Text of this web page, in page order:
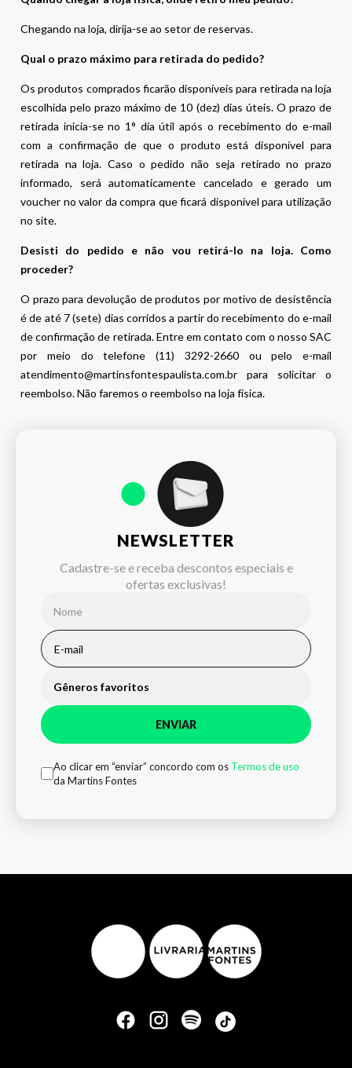
Chegando na loja, dirija-se ao setor de reservas.
Qual o prazo máximo para retirada do pedido?
Os produtos comprados ficarão disponíveis para retirada na loja
escolhida pelo prazo máximo de 10 (dez) dias úteis. O prazo de
retirada inicia-se no 1° dia útil após o recebimento do e-mail
com a confirmação de que o produto está disponível para
retirada na loja. Caso o pedido não seja retirado no prazo
informado, será automaticamente cancelado e gerado um
voucher no valor da compra que ficará disponível para utilização
no site.
Desisti do pedido e não vou retirá-lo na loja. Como
proceder?
O prazo para devolução de produtos por motivo de desistência
é de até 7 (sete) dias corridos a partir do recebimento do e-mail
de confirmação de retirada. Entre em contato com o nosso SAC
por meio do telefone (11) 3292-2660 ou pelo e-mail
atendimento@martinsfontespaulista.com.br para solicitar o
reembolso. Não faremos o reembolso na loja física.
NEWSLETTER
Cadastre-se e receba descontos especiais e
ofertas exclusivas!
Gêneros favoritos
ENVIAR
Ao clicar em “enviar” concordo com os Termos de uso
da Martins Fontes